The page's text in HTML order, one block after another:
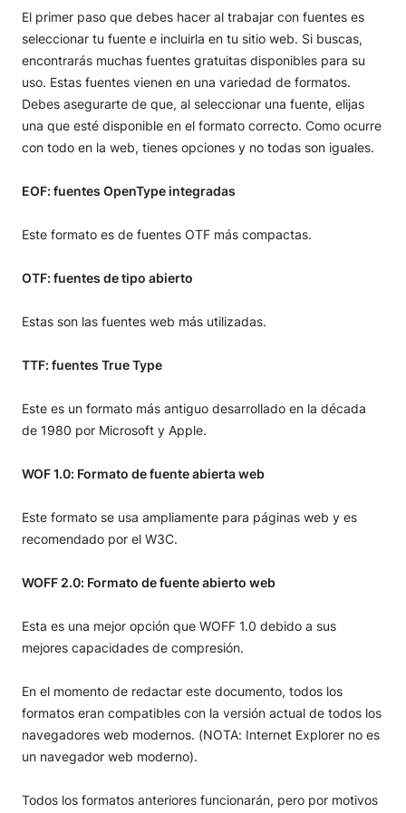
El primer paso que debes hacer al trabajar con fuentes es
seleccionar tu fuente e incluirla en tu sitio web. Si buscas,
encontrarás muchas fuentes gratuitas disponibles para su
uso. Estas fuentes vienen en una variedad de formatos.
Debes asegurarte de que, al seleccionar una fuente, elijas
una que esté disponible en el formato correcto. Como ocurre
con todo en la web, tienes opciones y no todas son iguales.
EOF: fuentes OpenType integradas
Este formato es de fuentes OTF más compactas.
OTF: fuentes de tipo abierto
Estas son las fuentes web más utilizadas.
TTF: fuentes True Type
Este es un formato más antiguo desarrollado en la década
de 1980 por Microsoft y Apple.
WOF 1.0: Formato de fuente abierta web
Este formato se usa ampliamente para páginas web y es
recomendado por el W3C.
WOFF 2.0: Formato de fuente abierto web
Esta es una mejor opción que WOFF 1.0 debido a sus
mejores capacidades de compresión.
En el momento de redactar este documento, todos los
formatos eran compatibles con la versión actual de todos los
navegadores web modernos. (NOTA: Internet Explorer no es
un navegador web moderno).
Todos los formatos anteriores funcionarán, pero por motivos